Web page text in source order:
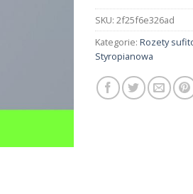
SKU: 2f25f6e326ad
Kategorie: Rozety
Styropianowa